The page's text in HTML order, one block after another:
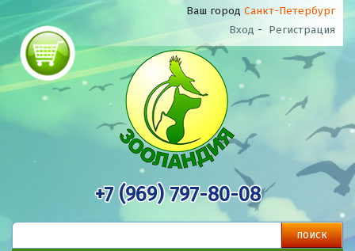
Ваш город Санкт-Петербург
Вход - Регистрация
+7 (969) 797-80-08